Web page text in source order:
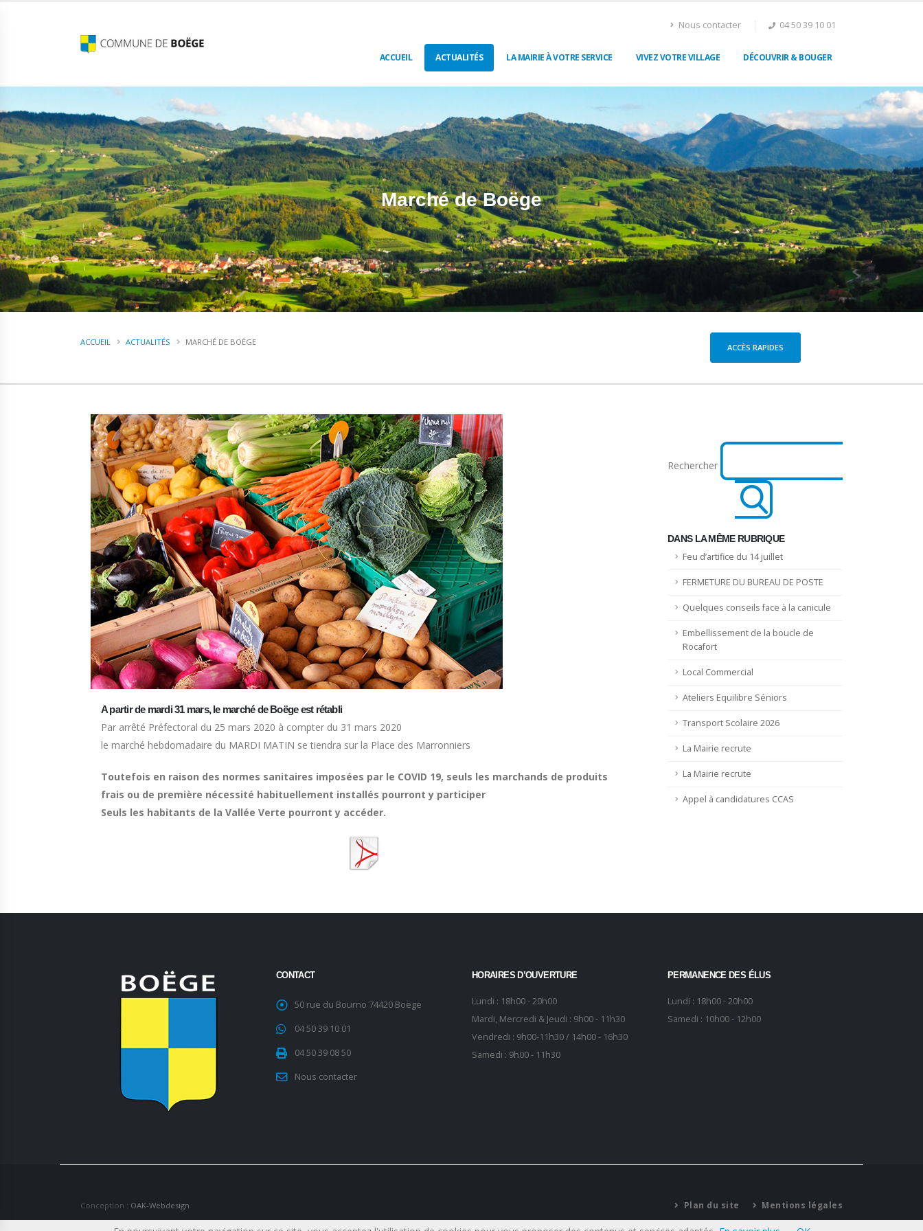
Nous contacter 04 50 39 10 01
ACCUEIL ACTUALITÉS LA MAIRIE À VOTRE SERVICE VIVEZ VOTRE VILLAGE DÉCOUVRIR & BOUGER
Marché de Boëge
ACCUEIL ACTUALITÉS MARCHÉ DE BOËGE
ACCÈS RAPIDES
A partir de mardi 31 mars, le marché de Boëge est rétabli
Par arrêté Préfectoral du 25 mars 2020 à compter du 31 mars 2020
le marché hebdomadaire du MARDI MATIN se tiendra sur la Place des Marronniers
Toutefois en raison des normes sanitaires imposées par le COVID 19, seuls les marchands de produits
frais ou de première nécessité habituellement installés pourront y participer
Seuls les habitants de la Vallée Verte pourront y accéder.
Rechercher
DANS LA MÊME RUBRIQUE
Feu d’artifice du 14 juillet
FERMETURE DU BUREAU DE POSTE
Quelques conseils face à la canicule
Embellissement de la boucle de
Rocafort
Local Commercial
Ateliers Equilibre Séniors
Transport Scolaire 2026
La Mairie recrute
La Mairie recrute
Appel à candidatures CCAS
CONTACT
50 rue du Bourno 74420 Boëge
04 50 39 10 01
04 50 39 08 50
Nous contacter
HORAIRES D’OUVERTURE
Lundi : 18h00 - 20h00
Mardi, Mercredi & Jeudi : 9h00 - 11h30
Vendredi : 9h00-11h30 / 14h00 - 16h30
Samedi : 9h00 - 11h30
PERMANENCE DES ÉLUS
Lundi : 18h00 - 20h00
Samedi : 10h00 - 12h00
Conception : OAK-Webdesign Plan du site Mentions légales